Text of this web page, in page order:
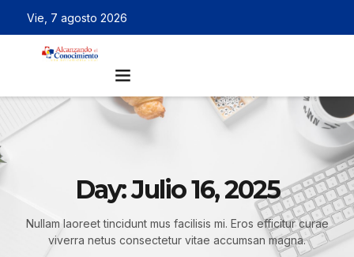
Vie, 7 agosto 2026
Day: Julio 16, 2025
Nullam laoreet tincidunt mus facilisis mi. Eros efficitur curae
viverra netus consectetur vitae accumsan magna.